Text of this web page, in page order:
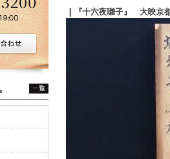
｜『十六夜囃子』 大映京